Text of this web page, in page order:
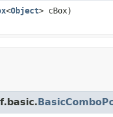
<Object> cBox)